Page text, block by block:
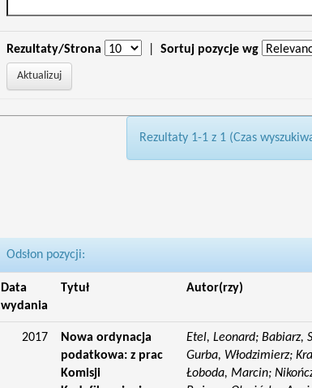
Rezultaty/Strona Sortuj pozycje wg
Rezultaty 1-1 z 1 (Czas
Odsłon pozycji:
Data
wydania
Tytuł Autor(rzy)
2017
Nowa ordynacja
podatkowa: z prac
Komisji
Etel, Leonard; Babiarz,
Gurba, Włodzimierz;
Łoboda, Marcin;